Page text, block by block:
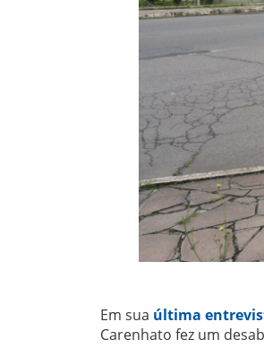
Em sua última
Carenhato fez um